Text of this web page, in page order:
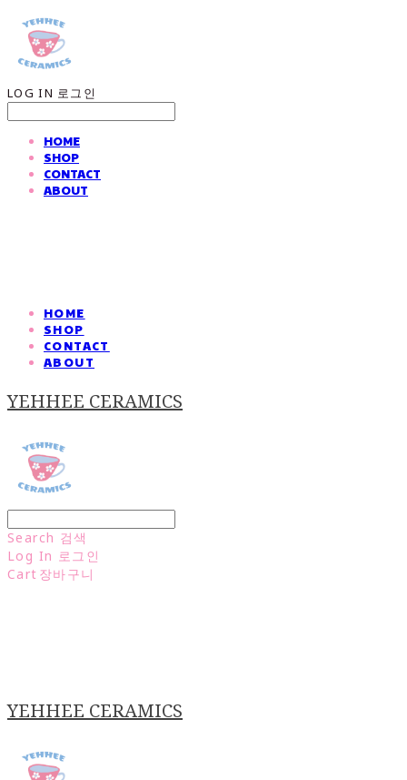
LOG IN 로그인
HOME
SHOP
CONTACT
ABOUT
HOME
SHOP
CONTACT
ABOUT
YEHHEE CERAMICS
Search 검색
Log In 로그인
Cart 장바구니
YEHHEE CERAMICS